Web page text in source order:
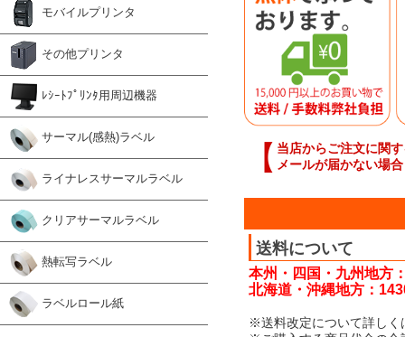
モバイルプリンタ
その他プリンタ
ﾚｼｰﾄﾌﾟﾘﾝﾀ用周辺機器
サーマル(感熱)ラベル
ライナレスサーマルラベル
クリアサーマルラベル
熱転写ラベル
ラベルロール紙
【 当店からご注文に関
メールが届かない場合
送料について
本州・四国・九州地方
北海道・沖縄地方：
※送料改定について詳しく